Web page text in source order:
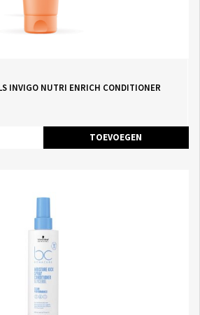
INVIGO NUTRI ENRICH CONDITIONER
TOEVOEGEN